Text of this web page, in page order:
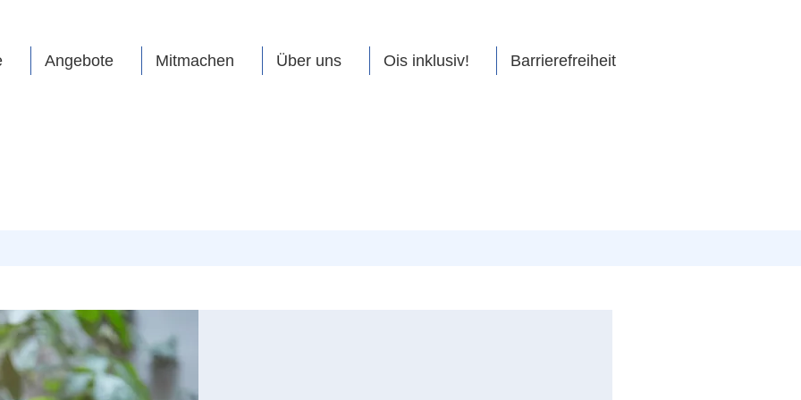
Angebote Mitmachen Über uns Ois inklusiv! Barrierefreiheit